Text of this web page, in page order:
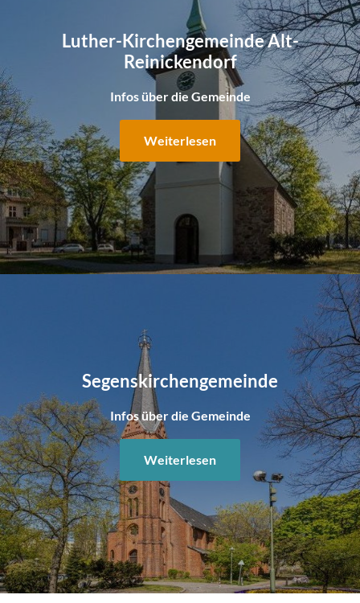
Luther-Kirchengemeinde Alt-
Reinickendorf
Infos über die Gemeinde
Weiterlesen
Segenskirchengemeinde
Infos über die Gemeinde
Weiterlesen